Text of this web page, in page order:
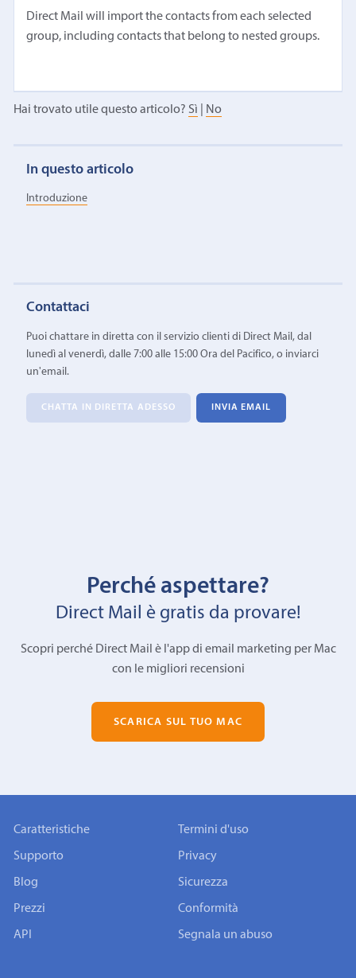
Direct Mail will import the contacts from each selected
group, including contacts that belong to nested groups.
Hai trovato utile questo articolo? Sì No
In questo articolo
Introduzione
Contattaci
Puoi chattare in diretta con il servizio clienti di Direct Mail, dal
lunedì al venerdì, dalle 7:00 alle 15:00 Ora del Pacifico, o inviarci
un'email.
CHATTA IN DIRETTA ADESSO INVIA EMAIL
Perché aspettare?
Direct Mail è gratis da provare!
Scopri perché Direct Mail è l'app di email marketing per Mac
con le migliori recensioni
SCARICA SUL TUO MAC
Caratteristiche
Supporto
Blog
Prezzi
API
Termini d'uso
Privacy
Sicurezza
Conformità
Segnala un abuso